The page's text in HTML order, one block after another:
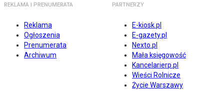
REKLAMA I PRENUMERATA
Reklama
Ogłoszenia
Prenumerata
Archiwum
PARTNERZY
E-kiosk.pl
E-gazety.pl
Nexto.pl
Mała księgowość
Kancelarierp.pl
Wieści Rolnicze
Życie Warszawy